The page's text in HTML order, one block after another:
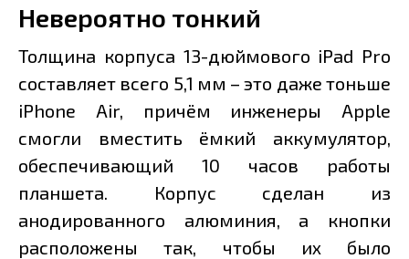
Невероятно тонкий
Толщина корпуса 13-дюймового iPad Pro
составляет всего 5,1 мм – это даже тоньше
iPhone Air, причём инженеры Apple
смогли вместить ёмкий аккумулятор,
обеспечивающий 10 часов работы
планшета. Корпус сделан из
анодированного алюминия, а кнопки
расположены так, чтобы их было